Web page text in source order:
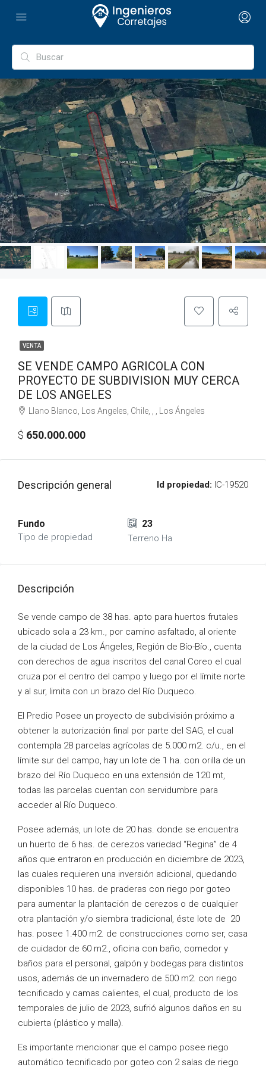
VENTA
SE VENDE CAMPO AGRICOLA CON
PROYECTO DE SUBDIVISION MUY CERCA
DE LOS ANGELES
Llano Blanco, Los Angeles, Chile, , , Los Ángeles
$ 650.000.000
Descripción general Id propiedad: IC-19520
Fundo
Tipo de propiedad
23
Terreno Ha
Descripción
Se vende campo de 38 has. apto para huertos frutales
ubicado sola a 23 km., por camino asfaltado, al oriente
de la ciudad de Los Ángeles, Región de Bío-Bío., cuenta
con derechos de agua inscritos del canal Coreo el cual
cruza por el centro del campo y luego por el límite norte
y al sur, limita con un brazo del Río Duqueco.
El Predio Posee un proyecto de subdivisión próximo a
obtener la autorización final por parte del SAG, el cual
contempla 28 parcelas agrícolas de 5.000 m2. c/u., en el
límite sur del campo, hay un lote de 1 ha. con orilla de un
brazo del Río Duqueco en una extensión de 120 mt,
todas las parcelas cuentan con servidumbre para
acceder al Río Duqueco.
Posee además, un lote de 20 has. donde se encuentra
un huerto de 6 has. de cerezos variedad “Regina” de 4
años que entraron en producción en diciembre de 2023,
las cuales requieren una inversión adicional, quedando
disponibles 10 has. de praderas con riego por goteo
para aumentar la plantación de cerezos o de cualquier
otra plantación y/o siembra tradicional, éste lote de 20
has. posee 1.400 m2. de construcciones como ser, casa
de cuidador de 60 m2., oficina con baño, comedor y
baños para el personal, galpón y bodegas para distintos
usos, además de un invernadero de 500 m2. con riego
tecnificado y camas calientes, el cual, producto de los
temporales de julio de 2023, sufrió algunos daños en su
cubierta (plástico y malla).
Es importante mencionar que el campo posee riego
automático tecnificado por goteo con 2 salas de riego